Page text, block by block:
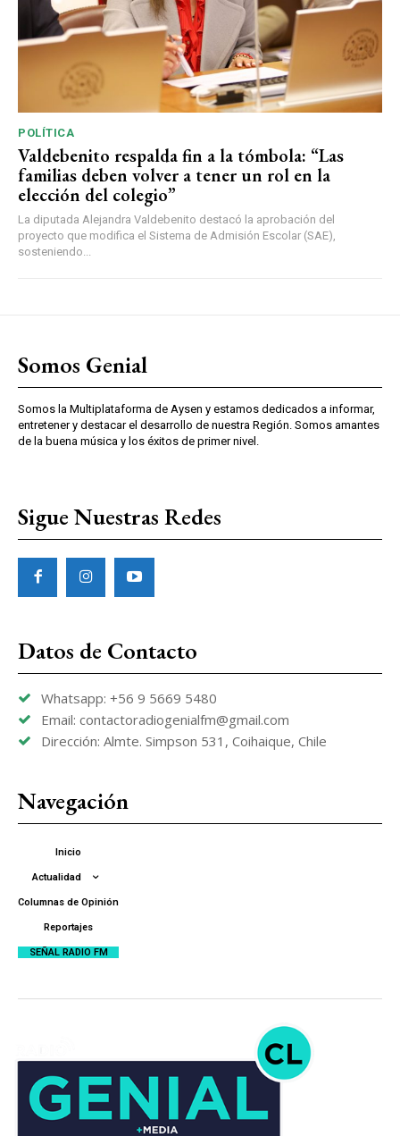
POLÍTICA
Valdebenito respalda fin a la tómbola: “Las
familias deben volver a tener un rol en la
elección del colegio”
La diputada Alejandra Valdebenito destacó la aprobación del
proyecto que modifica el Sistema de Admisión Escolar (SAE),
sosteniendo...
Somos Genial
Somos la Multiplataforma de Aysen y estamos dedicados a informar,
entretener y destacar el desarrollo de nuestra Región. Somos amantes
de la buena música y los éxitos de primer nivel.
Sigue Nuestras Redes
Datos de Contacto
Whatsapp: +56 9 5669 5480
Email: contactoradiogenialfm@gmail.com
Dirección: Almte. Simpson 531, Coihaique, Chile
Navegación
Inicio
Actualidad
Columnas de Opinión
Reportajes
SEÑAL RADIO FM